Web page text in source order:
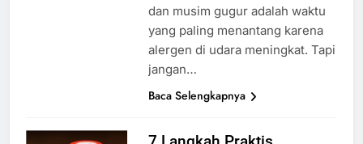
dan musim gugur adalah waktu
yang paling menantang karena
alergen di udara meningkat. Tapi
jangan…
Baca Selengkapnya